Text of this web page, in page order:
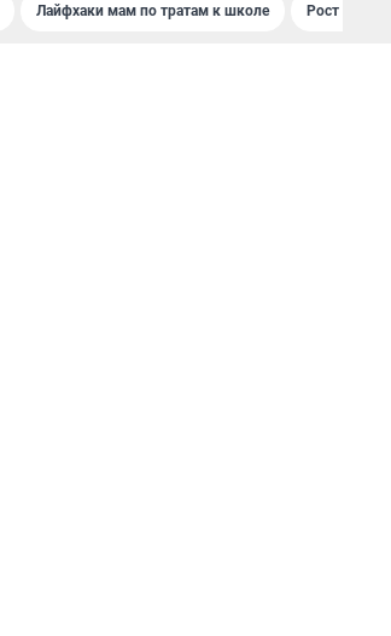
Лайфхаки мам по тратам к школе Рост цен на